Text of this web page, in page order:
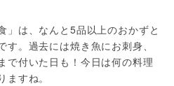
」は、なんと5品以上のおかずと
。過去には焼き魚にお刺身、
で付いた日も！今日は何の料理
すね。